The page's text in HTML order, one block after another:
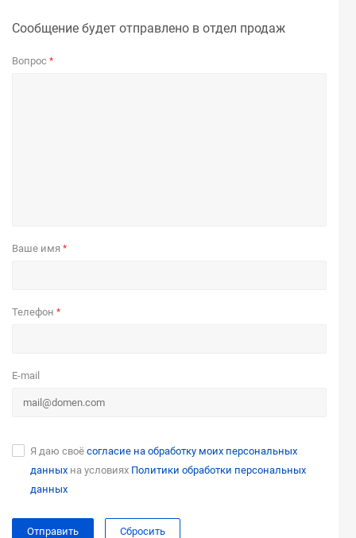
Сообщение будет отправлено в отдел продаж
Вопрос *
Ваше имя *
Телефон *
E-mail
Я даю своё согласие на обработку моих персональных
данных на условиях Политики обработки персональных
данных
Сбросить